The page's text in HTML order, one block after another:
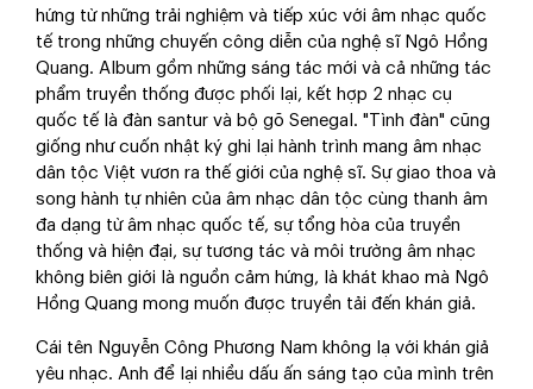
hứng từ những trải nghiệm và tiếp xúc với âm nhạc quốc
tế trong những chuyến công diễn của nghệ sĩ Ngô Hồng
Quang. Album gồm những sáng tác mới và cả những tác
phẩm truyền thống được phối lại, kết hợp 2 nhạc cụ
quốc tế là đàn santur và bộ gõ Senegal. "Tình đàn" cũng
giống như cuốn nhật ký ghi lại hành trình mang âm nhạc
dân tộc Việt vươn ra thế giới của nghệ sĩ. Sự giao thoa và
song hành tự nhiên của âm nhạc dân tộc cùng thanh âm
đa dạng từ âm nhạc quốc tế, sự tổng hòa của truyền
thống và hiện đại, sự tương tác và môi trường âm nhạc
không biên giới là nguồn cảm hứng, là khát khao mà Ngô
Hồng Quang mong muốn được truyền tải đến khán giả.
Cái tên Nguyễn Công Phương Nam không lạ với khán giả
yêu nhạc. Anh để lại nhiều dấu ấn sáng tạo của mình trên